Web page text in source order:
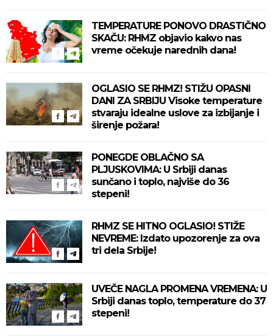
TEMPERATURE PONOVO DRASTIČNO
SKAČU: RHMZ objavio kakvo nas
vreme očekuje narednih dana!
OGLASIO SE RHMZ! STIŽU OPASNI
DANI ZA SRBIJU Visoke temperature
stvaraju idealne uslove za izbijanje i
širenje požara!
PONEGDE OBLAČNO SA
PLJUSKOVIMA: U Srbiji danas
sunčano i toplo, najviše do 36
stepeni!
RHMZ SE HITNO OGLASIO! STIŽE
NEVREME: Izdato upozorenje za ova
tri dela Srbije!
UVEČE NAGLA PROMENA VREMENA: U
Srbiji danas toplo, temperature do 37
stepeni!